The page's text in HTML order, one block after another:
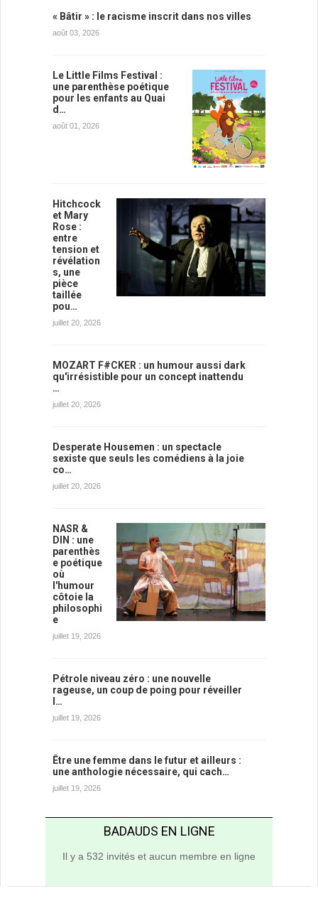
« Bâtir » : le racisme inscrit dans nos villes
août 03, 2026
Le Little Films Festival :
une parenthèse poétique
pour les enfants au Quai
d…
août 01, 2026
Hitchcock
et Mary
Rose :
entre
tension et
révélation
s, une
pièce
taillée
pou…
juillet 20, 2026
MOZART F#CKER : un humour aussi dark
qu'irrésistible pour un concept inattendu
…
juillet 20, 2026
Desperate Housemen : un spectacle
sexiste que seuls les comédiens à la joie
co…
juillet 20, 2026
NASR &
DIN : une
parenthès
e poétique
où
l'humour
côtoie la
philosophi
e
juillet 19, 2026
Pétrole niveau zéro : une nouvelle
rageuse, un coup de poing pour réveiller
l…
juillet 19, 2026
Être une femme dans le futur et ailleurs :
une anthologie nécessaire, qui cach…
juillet 19, 2026
BADAUDS EN LIGNE
Il y a 532 invités et aucun membre en ligne